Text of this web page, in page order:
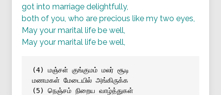
got into marriage delightfully,
both of you, who are precious like my two eyes,
May your marital life be well,
May your marital life be well,
(4) மஞ்சள் குங்குமம் மலர் சூடி
மணமகள் மேடையில் அங்கிருக்க
(5) நெஞ்சம் நிறைய வாழ்த்துகள்